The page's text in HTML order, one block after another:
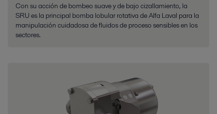
Con su acción de bombeo suave y de bajo cizallamiento, la
SRU es la principal bomba lobular rotativa de Alfa Laval para la
manipulación cuidadosa de fluidos de proceso sensibles en los
sectores.